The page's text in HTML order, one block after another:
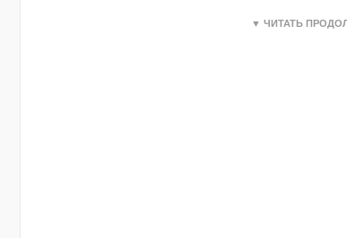
▼ ЧИТАТЬ